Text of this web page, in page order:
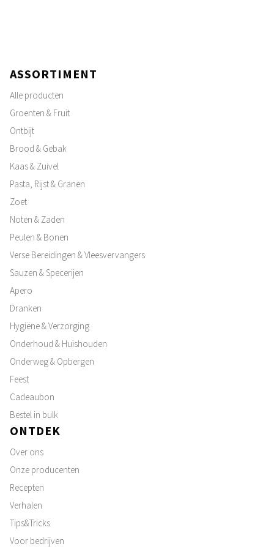
ASSORTIMENT
Alle producten
Groenten & Fruit
Ontbijt
Brood & Gebak
Kaas & Zuivel
Pasta, Rijst & Granen
Zoet
Noten & Zaden
Peulen & Bonen
Verse Bereidingen & Vleesvervangers
Sauzen & Specerijen
Apero
Dranken
Hygiëne & Verzorging
Onderhoud & Huishouden
Onderweg & Opbergen
Feest
Cadeaubon
Bestel in bulk
ONTDEK
Over ons
Onze producenten
Recepten
Verhalen
Tips&Tricks
Voor bedrijven